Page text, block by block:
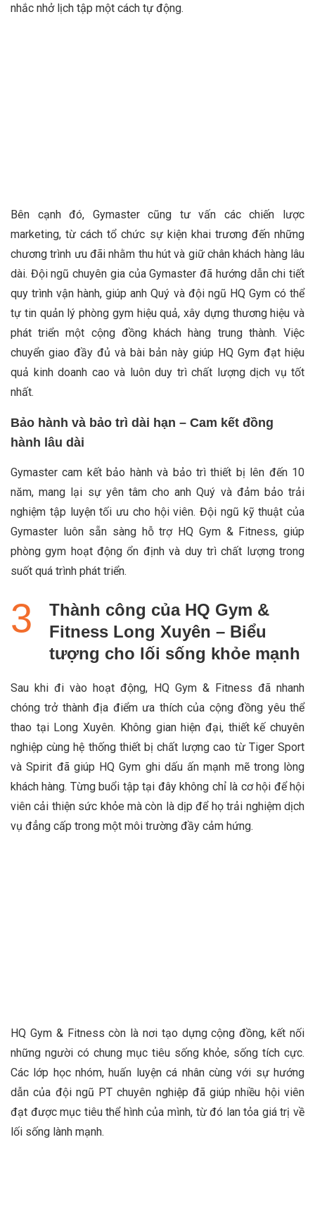
nhắc nhở lịch tập một cách tự động.
Bên cạnh đó, Gymaster cũng tư vấn các chiến lược
marketing, từ cách tổ chức sự kiện khai trương đến những
chương trình ưu đãi nhằm thu hút và giữ chân khách hàng lâu
dài. Đội ngũ chuyên gia của Gymaster đã hướng dẫn chi tiết
quy trình vận hành, giúp anh Quý và đội ngũ HQ Gym có thể
tự tin quản lý phòng gym hiệu quả, xây dựng thương hiệu và
phát triển một cộng đồng khách hàng trung thành. Việc
chuyển giao đầy đủ và bài bản này giúp HQ Gym đạt hiệu
quả kinh doanh cao và luôn duy trì chất lượng dịch vụ tốt
nhất.
Bảo hành và bảo trì dài hạn – Cam kết đồng
hành lâu dài
Gymaster cam kết bảo hành và bảo trì thiết bị lên đến 10
năm, mang lại sự yên tâm cho anh Quý và đảm bảo trải
nghiệm tập luyện tối ưu cho hội viên. Đội ngũ kỹ thuật của
Gymaster luôn sẵn sàng hỗ trợ HQ Gym & Fitness, giúp
phòng gym hoạt động ổn định và duy trì chất lượng trong
suốt quá trình phát triển.
Thành công của HQ Gym &
Fitness Long Xuyên – Biểu
tượng cho lối sống khỏe mạnh
Sau khi đi vào hoạt động, HQ Gym & Fitness đã nhanh
chóng trở thành địa điểm ưa thích của cộng đồng yêu thể
thao tại Long Xuyên. Không gian hiện đại, thiết kế chuyên
nghiệp cùng hệ thống thiết bị chất lượng cao từ Tiger Sport
và Spirit đã giúp HQ Gym ghi dấu ấn mạnh mẽ trong lòng
khách hàng. Từng buổi tập tại đây không chỉ là cơ hội để hội
viên cải thiện sức khỏe mà còn là dịp để họ trải nghiệm dịch
vụ đẳng cấp trong một môi trường đầy cảm hứng.
HQ Gym & Fitness còn là nơi tạo dựng cộng đồng, kết nối
những người có chung mục tiêu sống khỏe, sống tích cực.
Các lớp học nhóm, huấn luyện cá nhân cùng với sự hướng
dẫn của đội ngũ PT chuyên nghiệp đã giúp nhiều hội viên
đạt được mục tiêu thể hình của mình, từ đó lan tỏa giá trị về
lối sống lành mạnh.